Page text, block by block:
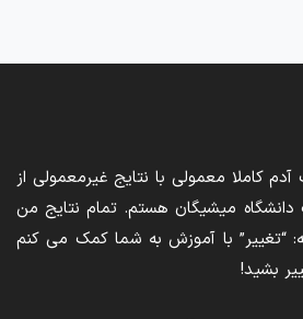
کاملا معمولی با نتایج غیرمعمولی از
میشیگان هستم. تمام نتایج من
“تغییر” با آموزش به شما کمک می کنم
بشید!